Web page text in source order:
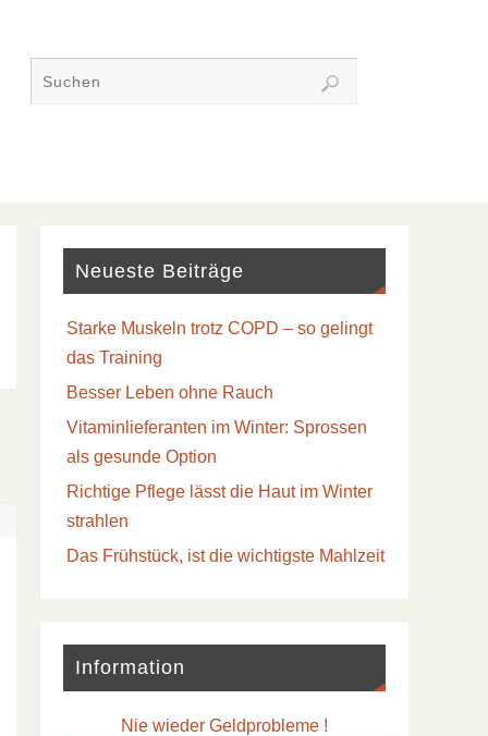
Neueste Beiträge
Starke Muskeln trotz COPD – so gelingt
das Training
Besser Leben ohne Rauch
Vitaminlieferanten im Winter: Sprossen
als gesunde Option
Richtige Pflege lässt die Haut im Winter
strahlen
Das Frühstück, ist die wichtigste Mahlzeit
Information
Nie wieder Geldprobleme !